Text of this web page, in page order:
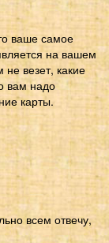
ваше самое
на вашем
везет, какие
вам надо
карты.
всем отвечу,